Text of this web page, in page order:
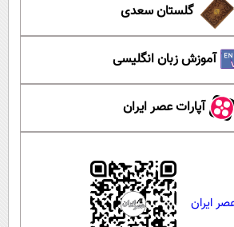
گلستان سعدی
آموزش زبان انگلیسی
آپارات عصر ایران
ایران